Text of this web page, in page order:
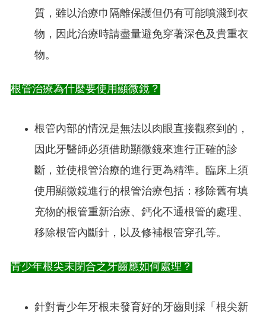
質，雖以治療巾隔離保護但仍有可能噴濺到衣
物，因此治療時請盡量避免穿著深色及貴重衣
物。
根管治療為什麼要使用顯微鏡？
根管內部的情況是無法以肉眼直接觀察到的，
因此牙醫師必須借助顯微鏡來進行正確的診
斷，並使根管治療的進行更為精準。臨床上須
使用顯微鏡進行的根管治療包括：移除舊有填
充物的根管重新治療、鈣化不通根管的處理、
移除根管內斷針，以及修補根管穿孔等。
青少年根尖未閉合之牙齒應如何處理？
針對青少年牙根未發育好的牙齒則採 「根尖新